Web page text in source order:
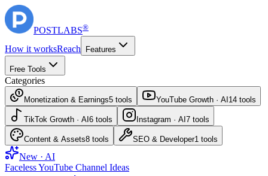
POSTLABS®
How it worksReach Features
Free Tools
Categories
Monetization & Earnings5 tools YouTube Growth · AI 14 tools
TikTok Growth · AI 6 tools Instagram · AI 7 tools
Content & Assets8 tools SEO & Developer1 tools
New · AI
Faceless YouTube Channel Ideas